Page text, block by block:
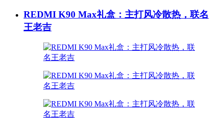
REDMI K90 Max礼盒：主打风冷散热，联名
王老吉